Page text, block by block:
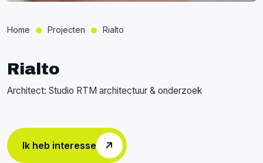
Home Projecten Rialto
Rialto
Architect: Studio RTM architectuur & onderzoek
Ik heb interesse